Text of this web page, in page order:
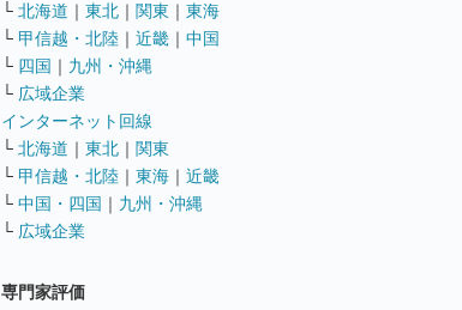
└ 北海道 ｜ 東北 ｜ 関東 ｜ 東海
└ 甲信越・北陸 ｜ 近畿 ｜ 中国
└ 四国 ｜ 九州・沖縄
└ 広域企業
インターネット回線
└ 北海道 ｜ 東北 ｜ 関東
└ 甲信越・北陸 ｜ 東海 ｜ 近畿
└ 中国・四国 ｜ 九州・沖縄
└ 広域企業
専門家評価